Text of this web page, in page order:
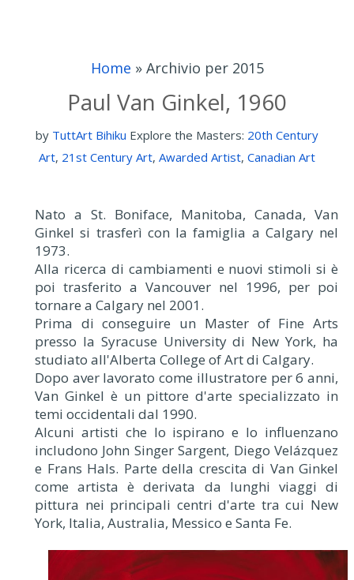
Home » Archivio per 2015
Paul Van Ginkel, 1960
by TuttArt Bihiku Explore the Masters: 20th Century
Art, 21st Century Art, Awarded Artist, Canadian Art
Nato a St. Boniface, Manitoba, Canada, Van
Ginkel si trasferì con la famiglia a Calgary nel
1973.
Alla ricerca di cambiamenti e nuovi stimoli si è
poi trasferito a Vancouver nel 1996, per poi
tornare a Calgary nel 2001.
Prima di conseguire un Master of Fine Arts
presso la Syracuse University di New York, ha
studiato all'Alberta College of Art di Calgary.
Dopo aver lavorato come illustratore per 6 anni,
Van Ginkel è un pittore d'arte specializzato in
temi occidentali dal 1990.
Alcuni artisti che lo ispirano e lo influenzano
includono John Singer Sargent, Diego Velázquez
e Frans Hals. Parte della crescita di Van Ginkel
come artista è derivata da lunghi viaggi di
pittura nei principali centri d'arte tra cui New
York, Italia, Australia, Messico e Santa Fe.